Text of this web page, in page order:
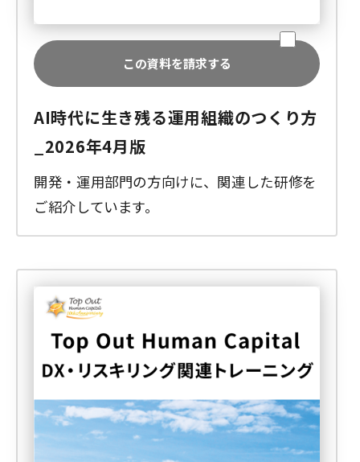
この資料を請求する
AI時代に生き残る運用組織のつくり方
_2026年4月版
開発・運用部門の方向けに、関連した研修を
ご紹介しています。